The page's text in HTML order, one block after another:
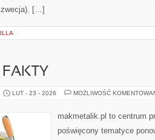
[…]
LUT - 23 - 2026 MOŻLIWOŚĆ
makmetalik.pl to centrum
poświęcony tematyce